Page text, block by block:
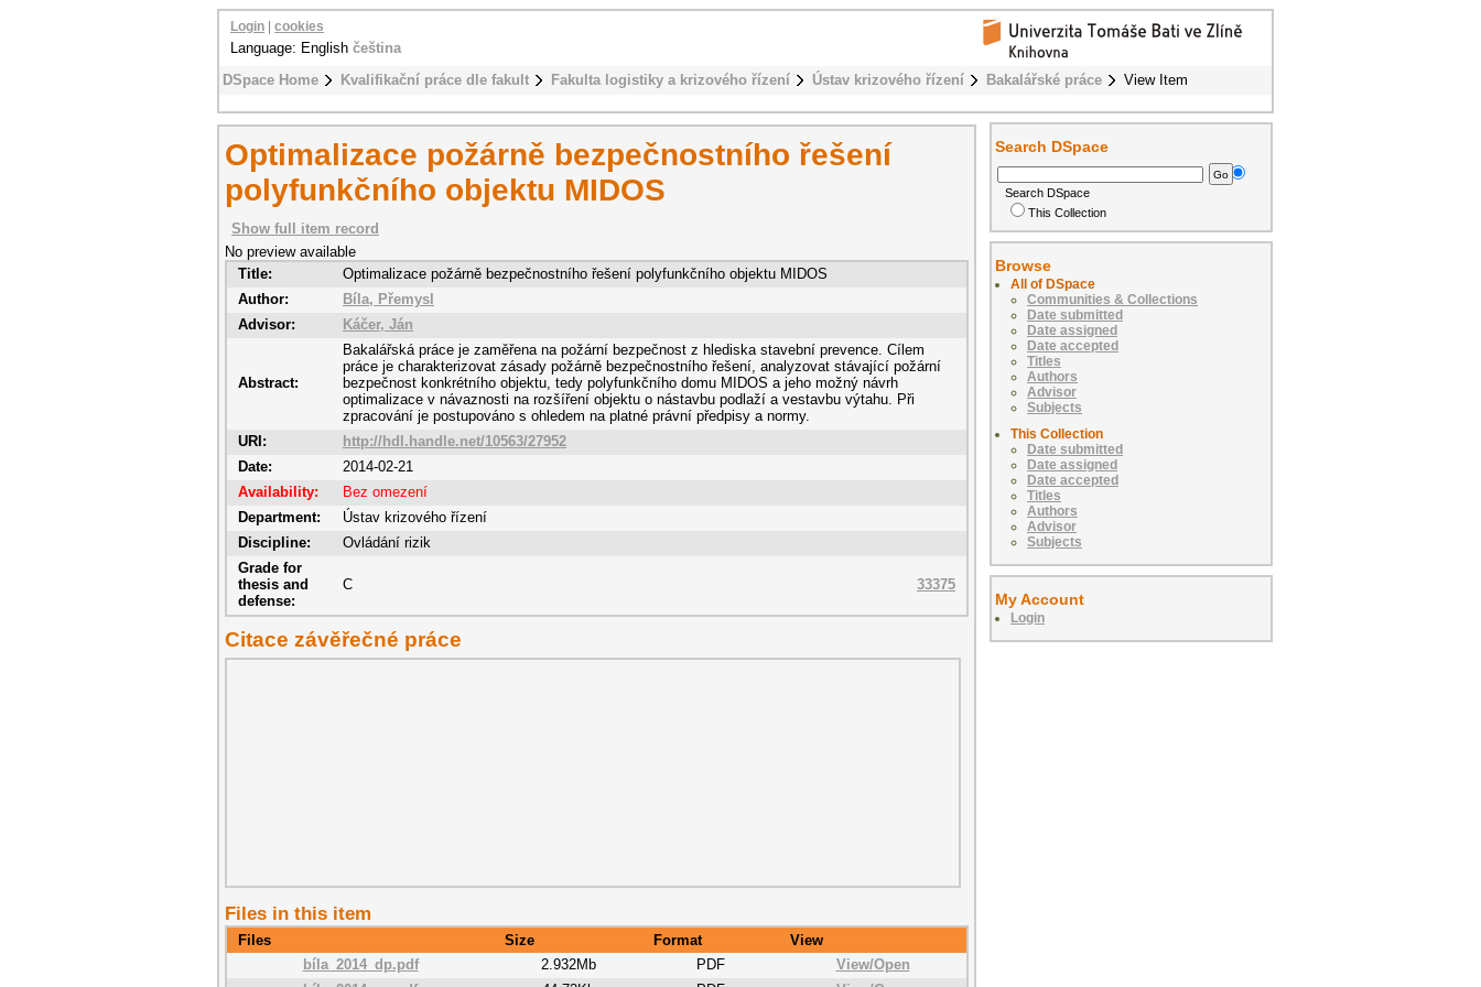
DSpace Home Kvalifikační práce dle fakult Fakulta logistiky a krizového řízení Ústav krizového řízení Bakalářské práce View Item
Login cookies
Language: English čeština
Optimalizace požárně bezpečnostního řešení
polyfunkčního objektu MIDOS
Show full item record
No preview available
Title:
Optimalizace požárně bezpečnostního řešení polyfunkčního objektu MIDOS
Author:
Bíla, Přemysl
Advisor:
Káčer, Ján
Abstract:
Bakalářská práce je zaměřena na požární bezpečnost z hlediska stavební prevence. Cílem
práce je charakterizovat zásady požárně bezpečnostního řešení, analyzovat stávající požární
bezpečnost konkrétního objektu, tedy polyfunkčního domu MIDOS a jeho možný návrh
optimalizace v návaznosti na rozšíření objektu o nástavbu podlaží a vestavbu výtahu. Při
zpracování je postupováno s ohledem na platné právní předpisy a normy.
URI:
http://hdl.handle.net/10563/27952
Date:
2014-02-21
Availability:
Bez omezení
Department:
Ústav krizového řízení
Discipline:
Ovládání rizik
Grade for
thesis and
defense:
C 33375
Citace závěřečné práce
Files in this item
Files Size Format
View
bíla_2014_dp.pdf
2.932Mb PDF View/Open
Search DSpace
Search DSpace
This Collection
Browse
All of DSpace
Communities & Collections
Date submitted
Date assigned
Date accepted
Titles
Authors
Advisor
Subjects
This Collection
Date submitted
Date assigned
Date accepted
Titles
Authors
Advisor
Subjects
My Account
Login